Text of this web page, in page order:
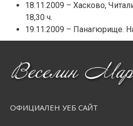
18.11.2009 – Хасково,
18,30 ч.
19.11.2009 – Панагюрище.
ОФИЦИАЛЕН УЕБ САЙТ